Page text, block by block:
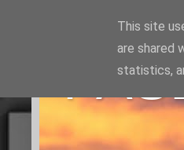
This site
are shared
statistics,